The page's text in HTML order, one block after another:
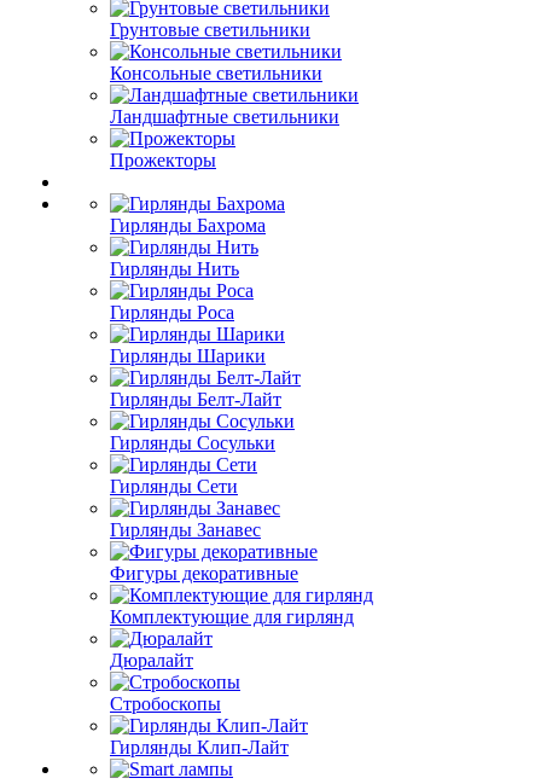
Грунтовые светильники
Консольные светильники
Ландшафтные светильники
Прожекторы
Гирлянды Бахрома
Гирлянды Нить
Гирлянды Роса
Гирлянды Шарики
Гирлянды Белт-Лайт
Гирлянды Сосульки
Гирлянды Сети
Гирлянды Занавес
Фигуры декоративные
Комплектующие для гирлянд
Дюралайт
Стробоскопы
Гирлянды Клип-Лайт